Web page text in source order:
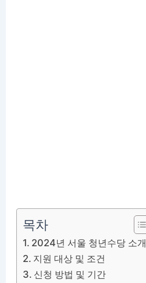
목차
2024년 서울 청년수당 소개
지원 대상 및 조건
신청 방법 및 기간